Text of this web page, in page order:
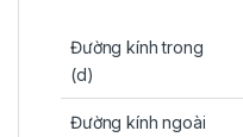
Đường kính trong
(d)
Đường kính ngoài